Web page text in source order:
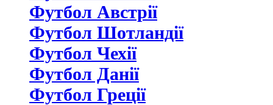
Футбол Австрії
Футбол Шотландії
Футбол Чехії
Футбол Данії
Футбол Греції